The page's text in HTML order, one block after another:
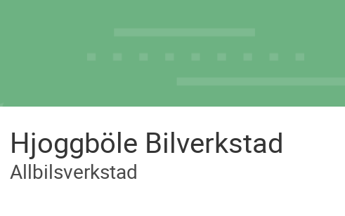
Hjoggböle Bilverkstad
Allbilsverkstad